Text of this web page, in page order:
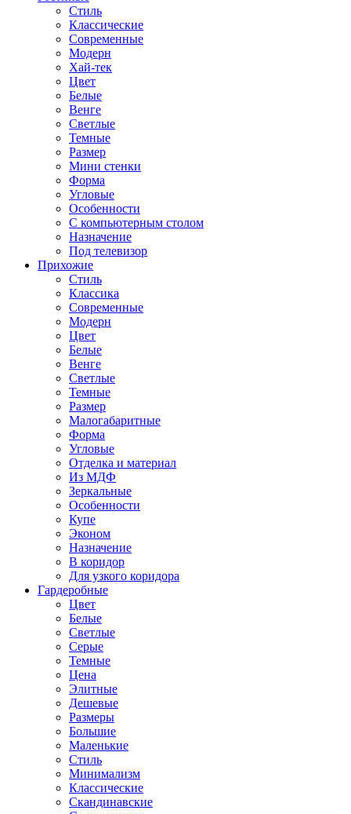
Стиль
Классические
Современные
Модерн
Хай-тек
Цвет
Белые
Венге
Светлые
Темные
Размер
Мини стенки
Форма
Угловые
Особенности
С компьютерным столом
Назначение
Под телевизор
Прихожие
Стиль
Классика
Современные
Модерн
Цвет
Белые
Венге
Светлые
Темные
Размер
Малогабаритные
Форма
Угловые
Отделка и материал
Из МДФ
Зеркальные
Особенности
Купе
Эконом
Назначение
В коридор
Для узкого коридора
Гардеробные
Цвет
Белые
Светлые
Серые
Темные
Цена
Элитные
Дешевые
Размеры
Большие
Маленькие
Стиль
Минимализм
Классические
Скандинавские